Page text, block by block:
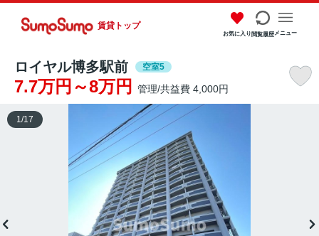
賃貸トップ
お気に入り閲覧履歴メニュー
ロイヤル博多駅前 空室5
7.7万円～8万円 管理/共益費 4,000円
1 /17